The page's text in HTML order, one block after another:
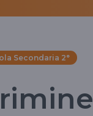
Secondaria 2°